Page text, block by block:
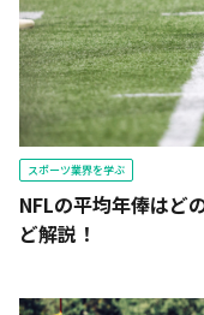
スポーツ業界を学ぶ
NFLの平均年俸はど
ど解説！